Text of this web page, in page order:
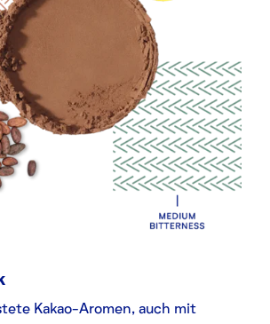
Kakao-Aromen, auch mit